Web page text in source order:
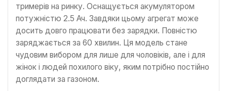
тримерів на ринку. Оснащується акумулятором
потужністю 2.5 Ач. Завдяки цьому агрегат може
досить довго працювати без зарядки. Повністю
заряджається за 60 хвилин. Ця модель стане
чудовим вибором для лише для чоловіків, але і для
жінок і людей похилого віку, яким потрібно постійно
доглядати за газоном.